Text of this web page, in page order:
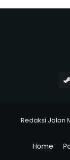
Redaksi Jalan
Home